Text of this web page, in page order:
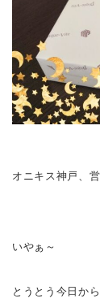
オニキス神戸、
いやぁ～
とうとう今日か